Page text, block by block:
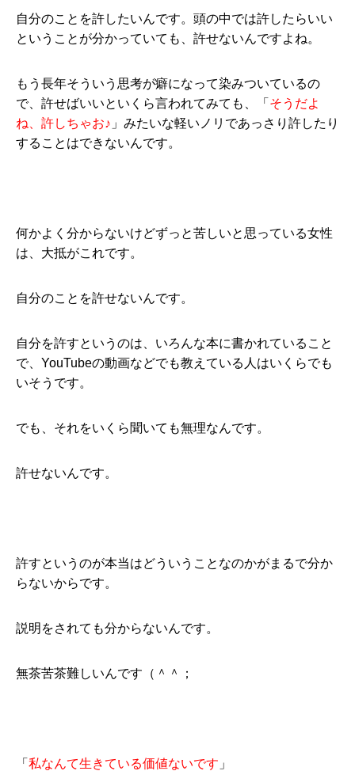
自分のことを許したいんです。頭の中では許したらいい
ということが分かっていても、許せないんですよね。
もう長年そういう思考が癖になって染みついているの
で、許せばいいといくら言われてみても、「 そうだよ
ね、許しちゃお♪ 」みたいな軽いノリであっさり許したり
することはできないんです。
何かよく分からないけどずっと苦しいと思っている女性
は、大抵がこれです。
自分のことを許せないんです。
自分を許すというのは、いろんな本に書かれていること
で、YouTubeの動画などでも教えている人はいくらでも
いそうです。
でも、それをいくら聞いても無理なんです。
許せないんです。
許すというのが本当はどういうことなのかがまるで分か
らないからです。
説明をされても分からないんです。
無茶苦茶難しいんです（＾＾；
「 私なんて生きている価値ないです 」